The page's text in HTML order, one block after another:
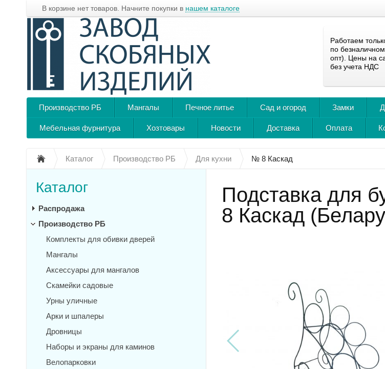
В корзине нет товаров. Начните покупки в нашем каталоге
Работаем
по
опт). Цены на
без учета НДС
Производство РБ Мангалы Печное литье Сад и огород Замки
Мебельная фурнитура Хозтовары Новости Доставка Оплата
Каталог Производство РБ Для кухни № 8 Каскад
Подставка для
8 Каскад
Каталог
Распродажа
Производство РБ
Комплекты для обивки дверей
Мангалы
Аксессуары для мангалов
Скамейки садовые
Урны уличные
Арки и шпалеры
Дровницы
Наборы и экраны для каминов
Велопарковки